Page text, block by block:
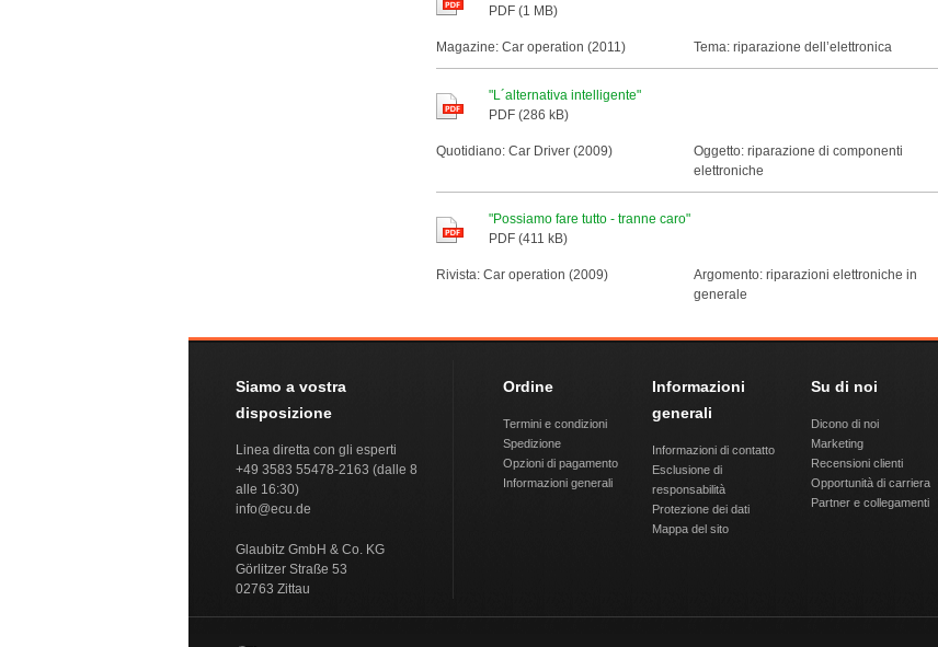
PDF (1 MB)
Magazine: Car operation (2011) Tema: riparazione dell’elettronica
"L´alternativa intelligente"
PDF (286 kB)
Quotidiano: Car Driver (2009)
Oggetto: riparazione di componenti
elettroniche
"Possiamo fare tutto - tranne caro"
PDF (411 kB)
Rivista: Car operation (2009)
Argomento: riparazioni elettroniche in
generale
Siamo a vostra
disposizione
Linea diretta con gli esperti
+49 3583 55478-2163 (dalle 8
alle 16:30)
info@ecu.de
Glaubitz GmbH & Co. KG
Görlitzer Straße 53
02763 Zittau
Ordine
Termini e condizioni
Spedizione
Opzioni di pagamento
Informazioni generali
Informazioni
generali
Informazioni di contatto
Esclusione di
responsabilità
Protezione dei dati
Mappa del sito
Su di noi
Dicono di noi
Marketing
Recensioni clienti
Opportunità di carriera
Partner e collegamenti